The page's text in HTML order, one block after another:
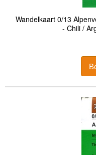
Wandelkaart 0/13
- Chili /